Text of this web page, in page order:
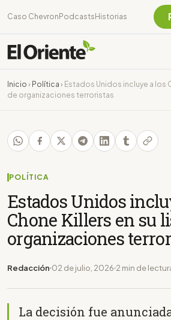
Caso Chevron Podcasts Historias
Inicio › Política › Estados Unidos incluye a los
de organizaciones terroristas
POLÍTICA
Estados Unidos
Chone Killers en su
organizaciones
Redacción 02 de julio, 2026 2 min de
La decisión fue